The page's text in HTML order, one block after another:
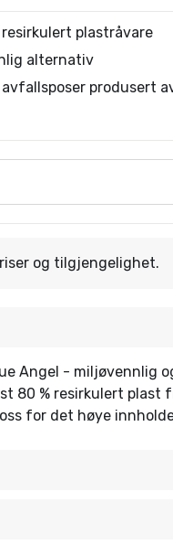
plastråvare
alternativ
produsert
og tilgjengelighet.
Angel - miljøvennlig
80 % resirkulert
for det høye